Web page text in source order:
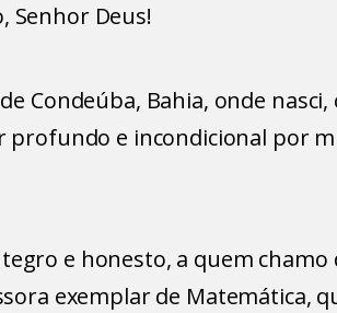
Senhor Deus!
Condeúba, Bahia, onde nasci,
profundo e incondicional por
e honesto, a quem chamo
exemplar de Matemática,